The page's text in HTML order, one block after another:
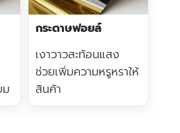
กระดาษฟอยล์
เงาวาวสะท้อนแสง
ช่วยเพิ่มความหรูหราให้
สินค้า